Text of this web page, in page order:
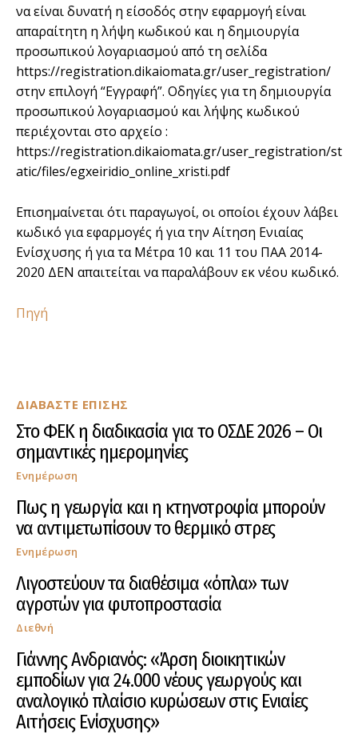
ΔΙΑΒΑΣΤΕ ΕΠΙΣΗΣ
Στο ΦΕΚ η διαδικασία για το ΟΣΔΕ 2026 – Οι
σημαντικές ημερομηνίες
Ενημέρωση
Πως η γεωργία και η κτηνοτροφία μπορούν
να αντιμετωπίσουν το θερμικό στρες
Ενημέρωση
Λιγοστεύουν τα διαθέσιμα «όπλα» των
αγροτών για φυτοπροστασία
Διεθνή
Γιάννης Ανδριανός: «Άρση διοικητικών
εμποδίων για 24.000 νέους γεωργούς και
αναλογικό πλαίσιο κυρώσεων στις Ενιαίες
Αιτήσεις Ενίσχυσης»
να είναι δυνατή η είσοδός στην εφαρμογή είναι
απαραίτητη η λήψη κωδικού και η δημιουργία
προσωπικού λογαριασμού από τη σελίδα
https://registration.dikaiomata.gr/user_registration/
στην επιλογή “Εγγραφή”. Οδηγίες για τη δημιουργία
προσωπικού λογαριασμού και λήψης κωδικού
περιέχονται στο αρχείο :
https://registration.dikaiomata.gr/user_registration/st
atic/files/egxeiridio_online_xristi.pdf
Επισημαίνεται ότι παραγωγοί, οι οποίοι έχουν λάβει
κωδικό για εφαρμογές ή για την Αίτηση Ενιαίας
Ενίσχυσης ή για τα Μέτρα 10 και 11 του ΠΑΑ 2014-
2020 ΔΕΝ απαιτείται να παραλάβουν εκ νέου κωδικό.
Πηγή